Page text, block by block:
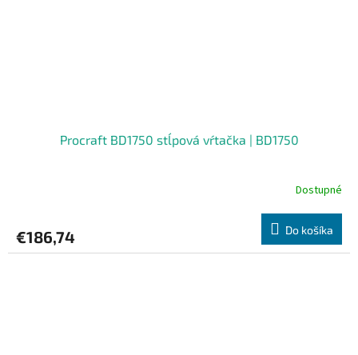
Procraft BD1750 stĺpová vŕtačka | BD1750
Dostupné
€186,74 Do košíka